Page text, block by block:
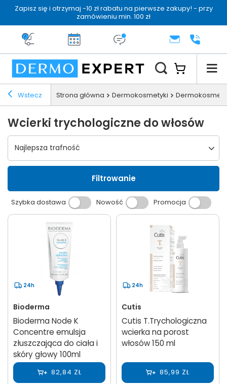
Zapisz się i otrzymaj -10 zł rabatu na pierwsze zakupy! - przy
zamówieniu min. 100 zł
Darmowa dostawa od 199 zł
14 dni na zwrotDermo konsultacjaKONTAKT+48 222
Wstecz Strona główna Dermokosmetyki
Wcierki trychologiczne do włosów
Wybierz sortowanie
Najlepsza trafność
Filtrowanie
Szybka dostawa Nowość Promocja
24h
Bioderma
Bioderma Node K
Concentre emulsja
złuszczająca do ciała i
skóry głowy 100ml
82,84 ZŁ
24h
Cutis
Cutis T.Trychologiczna
wcierka na porost
włosów 150 ml
85,99 ZŁ